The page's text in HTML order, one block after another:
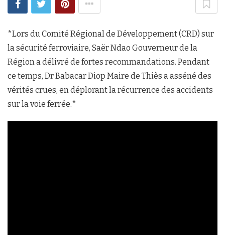
*Lors du Comité Régional de Développement (CRD) sur
la sécurité ferroviaire, Saër Ndao Gouverneur de la
Région a délivré de fortes recommandations. Pendant
ce temps, Dr Babacar Diop Maire de Thiès a asséné des
vérités crues, en déplorant la récurrence des accidents
sur la voie ferrée.*